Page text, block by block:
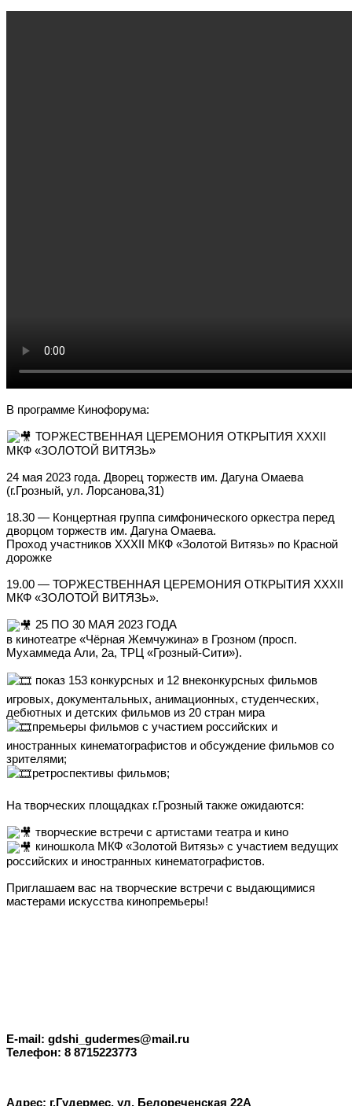
В программе Кинофорума:
ТОРЖЕСТВЕННАЯ ЦЕРЕМОНИЯ ОТКРЫТИЯ XXXII
МКФ «ЗОЛОТОЙ ВИТЯЗЬ»
24 мая 2023 года. Дворец торжеств им. Дагуна Омаева
(г.Грозный, ул. Лорсанова,31)
18.30 — Концертная группа симфонического оркестра перед
дворцом торжеств им. Дагуна Омаева.
Проход участников XXXII МКФ «Золотой Витязь» по Красной
дорожке
19.00 — ТОРЖЕСТВЕННАЯ ЦЕРЕМОНИЯ ОТКРЫТИЯ XXXII
МКФ «ЗОЛОТОЙ ВИТЯЗЬ».
25 ПО 30 МАЯ 2023 ГОДА
в кинотеатре «Чёрная Жемчужина» в Грозном (просп.
Мухаммеда Али, 2а, ТРЦ «Грозный-Сити»).
показ 153 конкурсных и 12 внеконкурсных фильмов
игровых, документальных, анимационных, студенческих,
дебютных и детских фильмов из 20 стран мира
премьеры фильмов с участием российских и
иностранных кинематографистов и обсуждение фильмов со
зрителями;
ретроспективы фильмов;
На творческих площадках г.Грозный также ожидаются:
творческие встречи с артистами театра и кино
киношкола МКФ «Золотой Витязь» с участием ведущих
российских и иностранных кинематографистов.
Приглашаем вас на творческие встречи с выдающимися
мастерами искусства кинопремьеры!
E-mail: gdshi_gudermes@mail.ru
Телефон: 8 8715223773
Адрес: г.Гудермес, ул. Белореченская 22А